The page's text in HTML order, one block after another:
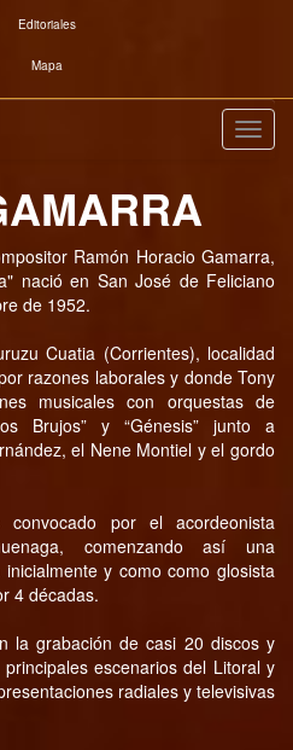
Editoriales
Mapa
Ramón Horacio Gamarra,
nació en San José de Feliciano
de 1952.
Cuatia (Corrientes), localidad
razones laborales y donde Tony
musicales con orquestas de
Brujos” y “Génesis” junto a
el Nene Montiel y el gordo
por el acordeonista
comenzando así una
y como como glosista
4 décadas.
la grabación de casi 20 discos y
escenarios del Litoral y
radiales y televisivas